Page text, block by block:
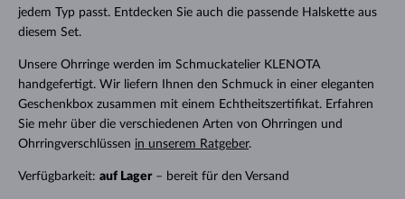
jedem Typ passt. Entdecken Sie auch die passende Halskette aus
diesem Set.
Unsere Ohrringe werden im Schmuckatelier KLENOTA
handgefertigt. Wir liefern Ihnen den Schmuck in einer eleganten
Geschenkbox zusammen mit einem Echtheitszertifikat. Erfahren
Sie mehr über die verschiedenen Arten von Ohrringen und
Ohrringverschlüssen in unserem Ratgeber.
Verfügbarkeit: auf Lager– bereit für den Versand